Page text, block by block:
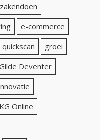
e-commerce
groei
Deventer
KG Online